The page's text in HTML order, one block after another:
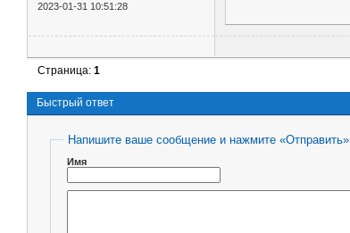
2023-01-31 10:51:28
Страница:1
Быстрый ответ
Напишите ваше сообщение и нажмите «Отправить»
Имя